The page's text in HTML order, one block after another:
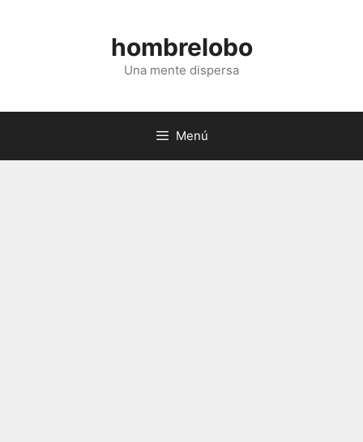
hombrelobo
Una mente dispersa
Menú